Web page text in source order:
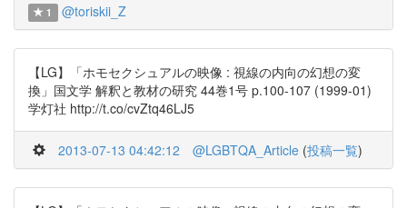
1 @toriskii_Z
【LG】「ホモセクシュアルの映像 : 視線の内向の幻想の変
換」国文学 解釈と教材の研究 44巻1号 p.100-107 (1999-01)
学灯社 http://t.co/cvZtq46LJ5
2013-07-13 04:42:12 @LGBTQA_Article (投稿一覧)